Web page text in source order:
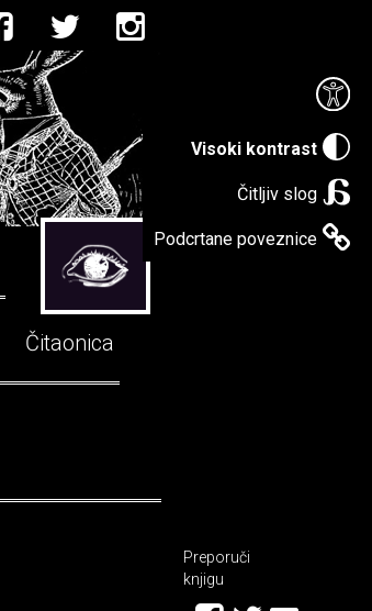
Visoki kontrast
Čitljiv slog
Podcrtane poveznice
Čitaonica
Preporuči
knjigu